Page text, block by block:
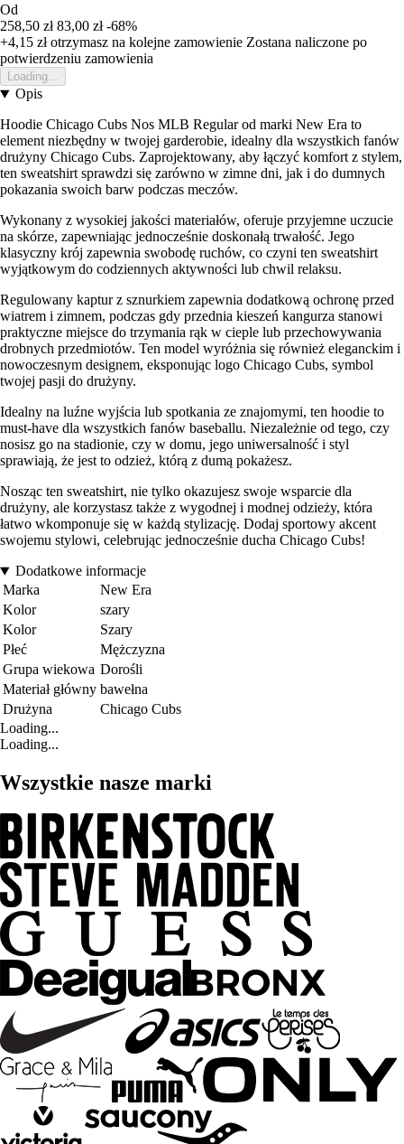
Od
258,50 zł 83,00 zł -68%
+4,15 złotrzymasz na kolejne zamowienie Zostana naliczone po
potwierdzeniu zamowienia
Loading...
Opis
Hoodie Chicago Cubs Nos MLB Regular od marki New Era to
element niezbędny w twojej garderobie, idealny dla wszystkich fanów
drużyny Chicago Cubs. Zaprojektowany, aby łączyć komfort z stylem,
ten sweatshirt sprawdzi się zarówno w zimne dni, jak i do dumnych
pokazania swoich barw podczas meczów.
Wykonany z wysokiej jakości materiałów, oferuje przyjemne uczucie
na skórze, zapewniając jednocześnie doskonałą trwałość. Jego
klasyczny krój zapewnia swobodę ruchów, co czyni ten sweatshirt
wyjątkowym do codziennych aktywności lub chwil relaksu.
Regulowany kaptur z sznurkiem zapewnia dodatkową ochronę przed
wiatrem i zimnem, podczas gdy przednia kieszeń kangurza stanowi
praktyczne miejsce do trzymania rąk w cieple lub przechowywania
drobnych przedmiotów. Ten model wyróżnia się również eleganckim i
nowoczesnym designem, eksponując logo Chicago Cubs, symbol
twojej pasji do drużyny.
Idealny na luźne wyjścia lub spotkania ze znajomymi, ten hoodie to
must-have dla wszystkich fanów baseballu. Niezależnie od tego, czy
nosisz go na stadionie, czy w domu, jego uniwersalność i styl
sprawiają, że jest to odzież, którą z dumą pokażesz.
Nosząc ten sweatshirt, nie tylko okazujesz swoje wsparcie dla
drużyny, ale korzystasz także z wygodnej i modnej odzieży, która
łatwo wkomponuje się w każdą stylizację. Dodaj sportowy akcent
swojemu stylowi, celebrując jednocześnie ducha Chicago Cubs!
Dodatkowe informacje
Marka
New Era
Kolor
szary
Kolor
Szary
Płeć
Mężczyzna
Grupa wiekowa Dorośli
Materiał główny bawełna
Drużyna
Chicago Cubs
Loading...
Loading...
Wszystkie nasze marki